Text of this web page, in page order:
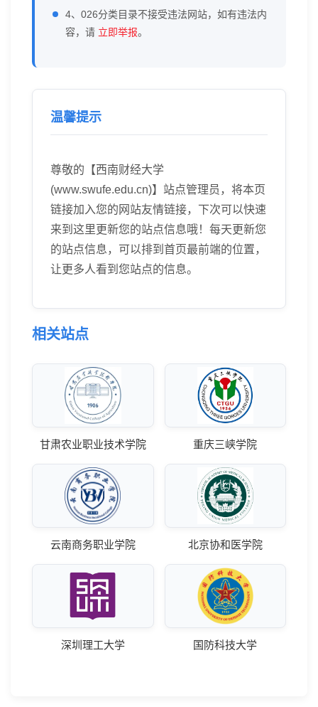
4、026分类目录不接受违法网站，如有违法内
容，请 立即举报。
温馨提示
尊敬的【西南财经大学
(www.swufe.edu.cn)】站点管理员，将本页
链接加入您的网站友情链接，下次可以快速
来到这里更新您的站点信息哦！每天更新您
的站点信息，可以排到首页最前端的位置，
让更多人看到您站点的信息。
相关站点
甘肃农业职业技术学院 重庆三峡学院
云南商务职业学院 北京协和医学院
深圳理工大学 国防科技大学